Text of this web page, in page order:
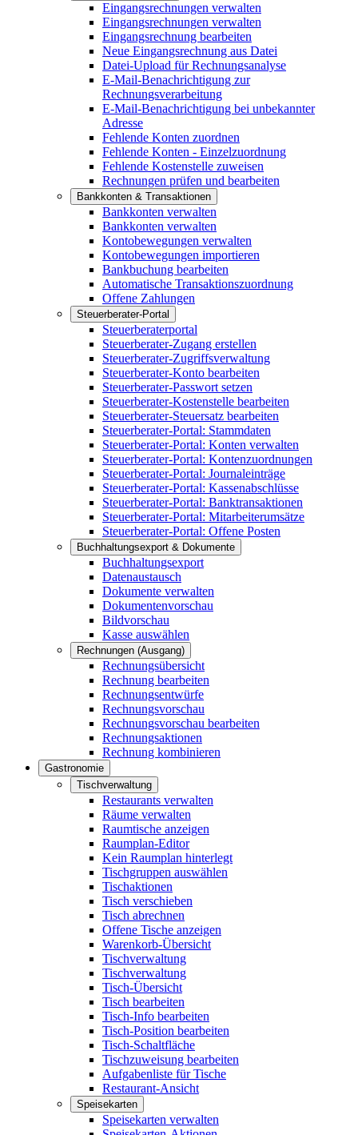
Eingangsrechnungen verwalten
Eingangsrechnungen verwalten
Eingangsrechnung bearbeiten
Neue Eingangsrechnung aus Datei
Datei-Upload für Rechnungsanalyse
E-Mail-Benachrichtigung zur
Rechnungsverarbeitung
E-Mail-Benachrichtigung bei unbekannter
Adresse
Fehlende Konten zuordnen
Fehlende Konten - Einzelzuordnung
Fehlende Kostenstelle zuweisen
Rechnungen prüfen und bearbeiten
Bankkonten & Transaktionen
Bankkonten verwalten
Bankkonten verwalten
Kontobewegungen verwalten
Kontobewegungen importieren
Bankbuchung bearbeiten
Automatische Transaktionszuordnung
Offene Zahlungen
Steuerberater-Portal
Steuerberaterportal
Steuerberater-Zugang erstellen
Steuerberater-Zugriffsverwaltung
Steuerberater-Konto bearbeiten
Steuerberater-Passwort setzen
Steuerberater-Kostenstelle bearbeiten
Steuerberater-Steuersatz bearbeiten
Steuerberater-Portal: Stammdaten
Steuerberater-Portal: Konten verwalten
Steuerberater-Portal: Kontenzuordnungen
Steuerberater-Portal: Journaleinträge
Steuerberater-Portal: Kassenabschlüsse
Steuerberater-Portal: Banktransaktionen
Steuerberater-Portal: Mitarbeiterumsätze
Steuerberater-Portal: Offene Posten
Buchhaltungsexport & Dokumente
Buchhaltungsexport
Datenaustausch
Dokumente verwalten
Dokumentenvorschau
Bildvorschau
Kasse auswählen
Rechnungen (Ausgang)
Rechnungsübersicht
Rechnung bearbeiten
Rechnungsentwürfe
Rechnungsvorschau
Rechnungsvorschau bearbeiten
Rechnungsaktionen
Rechnung kombinieren
Gastronomie
Tischverwaltung
Restaurants verwalten
Räume verwalten
Raumtische anzeigen
Raumplan-Editor
Kein Raumplan hinterlegt
Tischgruppen auswählen
Tischaktionen
Tisch verschieben
Tisch abrechnen
Offene Tische anzeigen
Warenkorb-Übersicht
Tischverwaltung
Tischverwaltung
Tisch-Übersicht
Tisch bearbeiten
Tisch-Info bearbeiten
Tisch-Position bearbeiten
Tisch-Schaltfläche
Tischzuweisung bearbeiten
Aufgabenliste für Tische
Restaurant-Ansicht
Speisekarten
Speisekarten verwalten